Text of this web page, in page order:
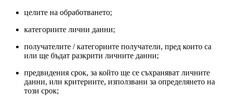
целите на обработването;
категориите лични данни;
получателите / категориите получатели, пред които са
или ще бъдат разкрити личните данни;
предвидения срок, за който ще се съхраняват личните
данни, или критериите, използвани за определянето на
този срок;